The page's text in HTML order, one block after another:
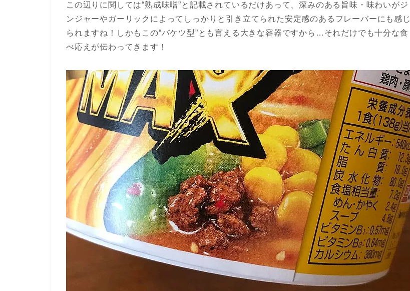
この辺りに関しては“熟成味噌”と記載されているだけあって、深みのある旨味・味わいがジ
ンジャーやガーリックによってしっかりと引き立てられた安定感のあるフレーバーにも感じ
られますね！しかもこの“バケツ型”とも言える大きな容器ですから…それだけでも十分な食
べ応えが伝わってきます！